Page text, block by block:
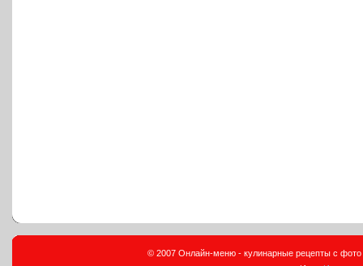
© 2007 Онлайн-меню - кулинарные рецепты с фото